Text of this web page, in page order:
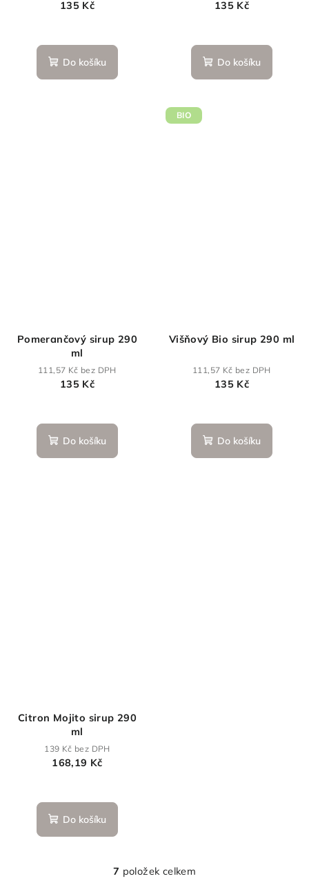
135 Kč
Do košíku
135 Kč
Do košíku
Pomerančový sirup 290
ml
111,57 Kč bez DPH
135 Kč
Do košíku
BIO
Višňový Bio sirup 290 ml
111,57 Kč bez DPH
135 Kč
Do košíku
Citron Mojito sirup 290
ml
139 Kč bez DPH
168,19 Kč
hodnocení
produktu
Do košíku
O
7 položek celkem